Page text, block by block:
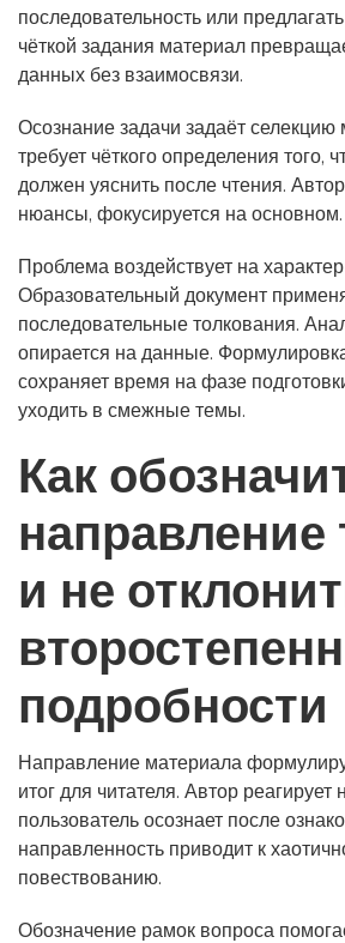
последовательность или
чёткой задания материал
данных без взаимосвязи.
Осознание задачи задаёт селекцию
требует чёткого определения того,
должен уяснить после чтения.
нюансы, фокусируется на основном.
Проблема воздействует на
Образовательный документ
последовательные толкования.
опирается на данные.
сохраняет время на фазе
уходить в смежные темы.
Как
направление
и не
подробности
Направление материала
итог для читателя. Автор реагирует
пользователь осознает после
направленность приводит к
повествованию.
Обозначение рамок вопроса